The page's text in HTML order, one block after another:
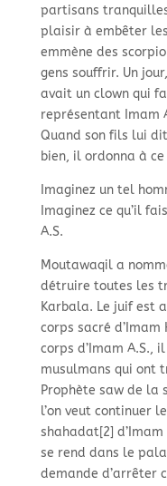
partisans
plaisir à embêter
emmène des
gens souffrir. Un
avait un clown qui
représentant Imam
Quand son fils lui
bien, il ordonna à
Imaginez un tel
Imaginez ce qu’il
A.S.
Moutawaqil a
détruire toutes les
Karbala. Le juif est
corps sacré d’Imam
corps d’Imam A.S.,
musulmans qui ont
Prophète saw de la
l’on veut continuer
shahadat[2]
se rend dans le
demande d’arrêter